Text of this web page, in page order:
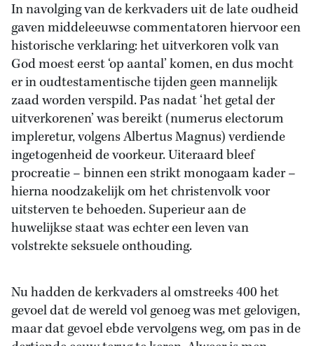
In navolging van de kerkvaders uit de late oudheid
gaven middeleeuwse commentatoren hiervoor een
historische verklaring: het uitverkoren volk van
God moest eerst ‘op aantal’ komen, en dus mocht
er in oudtestamentische tijden geen mannelijk
zaad worden verspild. Pas nadat ‘het getal der
uitverkorenen’ was bereikt (numerus electorum
impleretur, volgens Albertus Magnus) verdiende
ingetogenheid de voorkeur. Uiteraard bleef
procreatie – binnen een strikt monogaam kader –
hierna noodzakelijk om het christenvolk voor
uitsterven te behoeden. Superieur aan de
huwelijkse staat was echter een leven van
volstrekte seksuele onthouding.
Nu hadden de kerkvaders al omstreeks 400 het
gevoel dat de wereld vol genoeg was met gelovigen,
maar dat gevoel ebde vervolgens weg, om pas in de